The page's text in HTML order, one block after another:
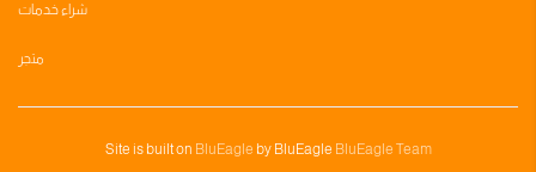
شراء خدمات
متجر
Site is built on BluEagle by BluEagle BluEagle Team